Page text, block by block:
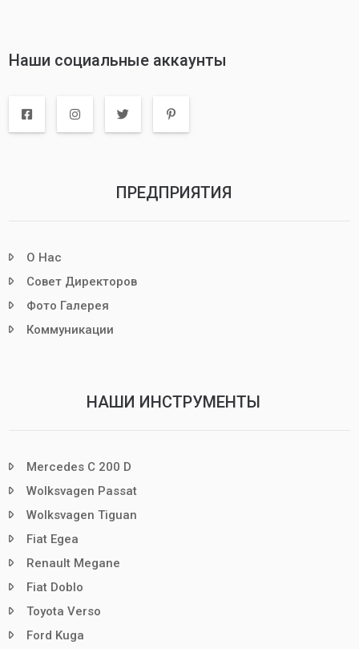
Наши социальные аккаунты
ПРЕДПРИЯТИЯ
О Нас
Совет Директоров
Фото Галерея
Коммуникации
НАШИ ИНСТРУМЕНТЫ
Mercedes C 200 D
Wolksvagen Passat
Wolksvagen Tiguan
Fiat Egea
Renault Megane
Fiat Doblo
Toyota Verso
Ford Kuga